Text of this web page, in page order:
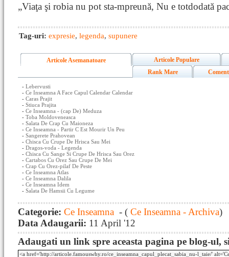
„Viaţa şi robia nu pot sta-mpreună, Nu e totdodată
Tag-uri: expresie, legenda, supunere
Articole Asemanatoare
Articole Populare
Rank Mare
- Lebervusti
- Ce Inseamna A Face Capul Calendar Calendar
- Caras Prajit
- Stiuca Prajita
- Ce Inseamna - (cap De) Meduza
- Toba Moldoveneasca
- Salata De Crap Cu Maioneza
- Ce Inseamna - Partir C Est Mourir Un Peu
- Sangerete Prahovean
- Chisca Cu Crupe De Hrisca Sau Mei
- Dragos-voda - Legenda
- Chisca Cu Sange Si Crupe De Hrisca Sau Orez
- Cartabos Cu Orez Sau Crupe De Mei
- Crap Cu Orez-pilaf De Peste
- Ce Inseamna Atlas
- Ce Inseamna Dalila
- Ce Inseamna Idem
- Salata De Hamsii Cu Legume
Categorie: Ce Inseamna - ( Ce Inseamna - Archiva)
Data Adaugarii: 11 April '12
Adaugati un link spre aceasta pagina pe blog-ul,